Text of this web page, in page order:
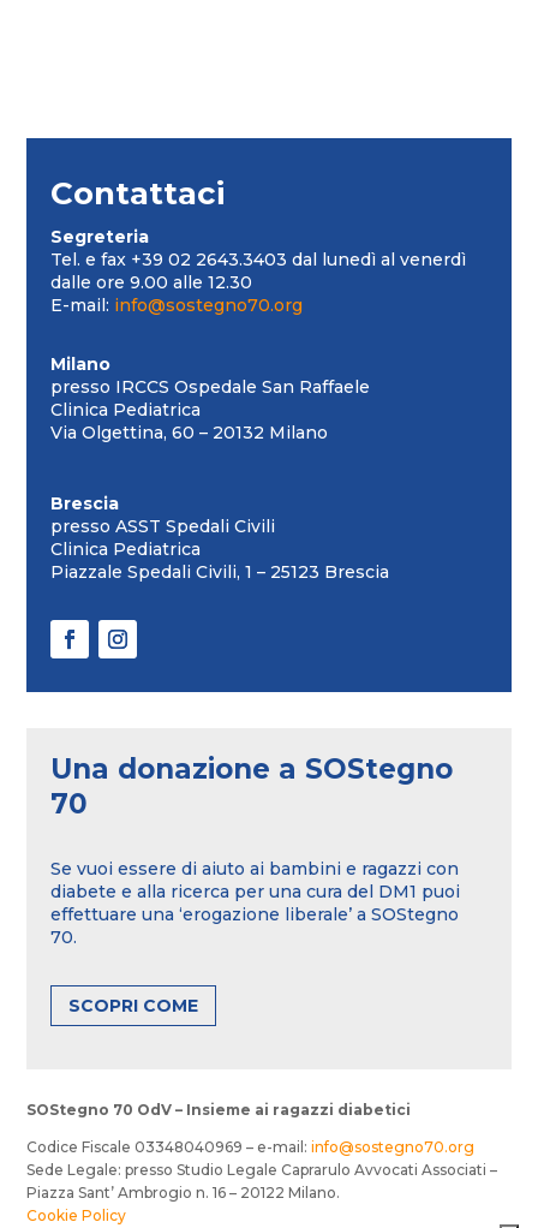
Contattaci
Segreteria
Tel. e fax +39 02 2643.3403 dal lunedì al venerdì
dalle ore 9.00 alle 12.30
E-mail: info@sostegno70.org
Milano
presso IRCCS Ospedale San Raffaele
Clinica Pediatrica
Via Olgettina, 60 – 20132 Milano
Brescia
presso ASST Spedali Civili
Clinica Pediatrica
Piazzale Spedali Civili, 1 – 25123 Brescia
Una donazione a SOStegno
70
Se vuoi essere di aiuto ai bambini e ragazzi con
diabete e alla ricerca per una cura del DM1 puoi
effettuare una ‘erogazione liberale’ a SOStegno
70.
SCOPRI COME
SOStegno 70 OdV – Insieme ai ragazzi diabetici
Codice Fiscale 03348040969 – e-mail:info@sostegno70.org
Sede Legale: presso Studio Legale Caprarulo Avvocati Associati –
Piazza Sant’ Ambrogio n. 16 – 20122 Milano.
Cookie Policy